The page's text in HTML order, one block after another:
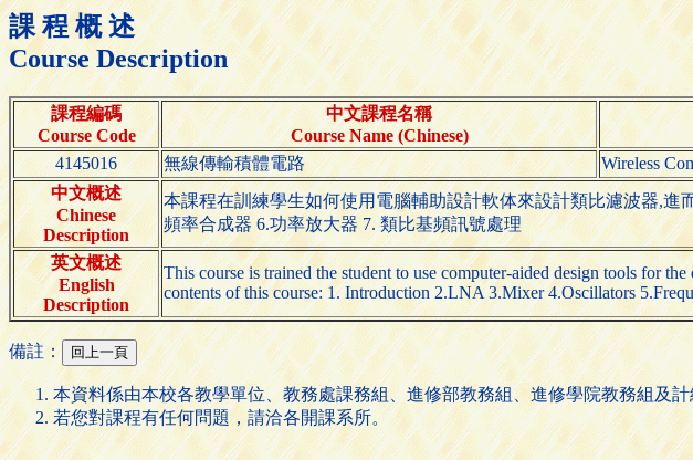
課 程 概 述
Course Description
課程編碼
Course Code
中文課程名稱
Course Name (Chinese)
4145016
無線傳輸積體電路 Wireless
中文概述
Chinese
Description
本課程在訓練學生如何使用電腦輔助設計軟体來設計類比濾波器,進
頻率合成器 6.功率放大器 7. 類比基頻訊號處理
英文概述
English
Description
This course is trained the student to use computer-aided design tools for
contents of this course: 1. Introduction 2.LNA 3.Mixer 4.Oscillators
備註：
本資料係由本校各教學單位、教務處課務組、進修部教務組、進修學院教務組及
若您對課程有任何問題，請洽各開課系所。